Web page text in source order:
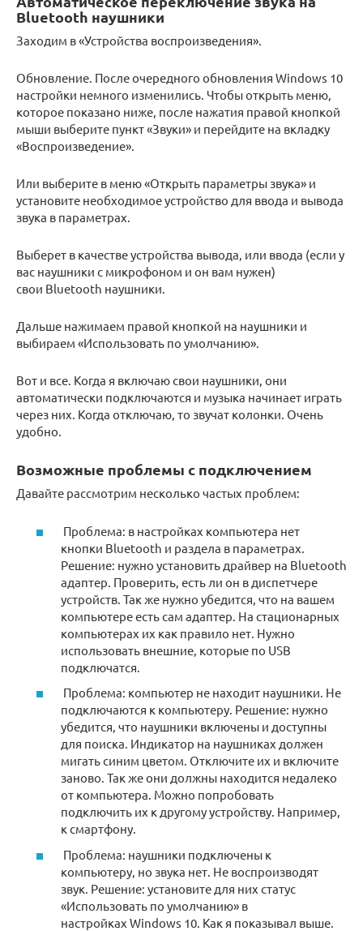
Bluetooth наушники
Заходим в «Устройства воспроизведения».
Обновление. После очередного обновления Windows 10
настройки немного изменились. Чтобы открыть меню,
которое показано ниже, после нажатия правой кнопкой
мыши выберите пункт «Звуки» и перейдите на вкладку
«Воспроизведение».
Или выберите в меню «Открыть параметры звука» и
установите необходимое устройство для ввода и вывода
звука в параметрах.
Выберет в качестве устройства вывода, или ввода (если у
вас наушники с микрофоном и он вам нужен)
свои Bluetooth наушники.
Дальше нажимаем правой кнопкой на наушники и
выбираем «Использовать по умолчанию».
Вот и все. Когда я включаю свои наушники, они
автоматически подключаются и музыка начинает играть
через них. Когда отключаю, то звучат колонки. Очень
удобно.
Возможные проблемы с подключением
Давайте рассмотрим несколько частых проблем:
Проблема: в настройках компьютера нет
кнопки Bluetooth и раздела в параметрах.
Решение: нужно установить драйвер на Bluetooth
адаптер. Проверить, есть ли он в диспетчере
устройств. Так же нужно убедится, что на вашем
компьютере есть сам адаптер. На стационарных
компьютерах их как правило нет. Нужно
использовать внешние, которые по USB
подключатся.
Проблема: компьютер не находит наушники. Не
подключаются к компьютеру. Решение: нужно
убедится, что наушники включены и доступны
для поиска. Индикатор на наушниках должен
мигать синим цветом. Отключите их и включите
заново. Так же они должны находится недалеко
от компьютера. Можно попробовать
подключить их к другому устройству. Например,
к смартфону.
Проблема: наушники подключены к
компьютеру, но звука нет. Не воспроизводят
звук. Решение: установите для них статус
«Использовать по умолчанию» в
настройках Windows 10. Как я показывал выше.